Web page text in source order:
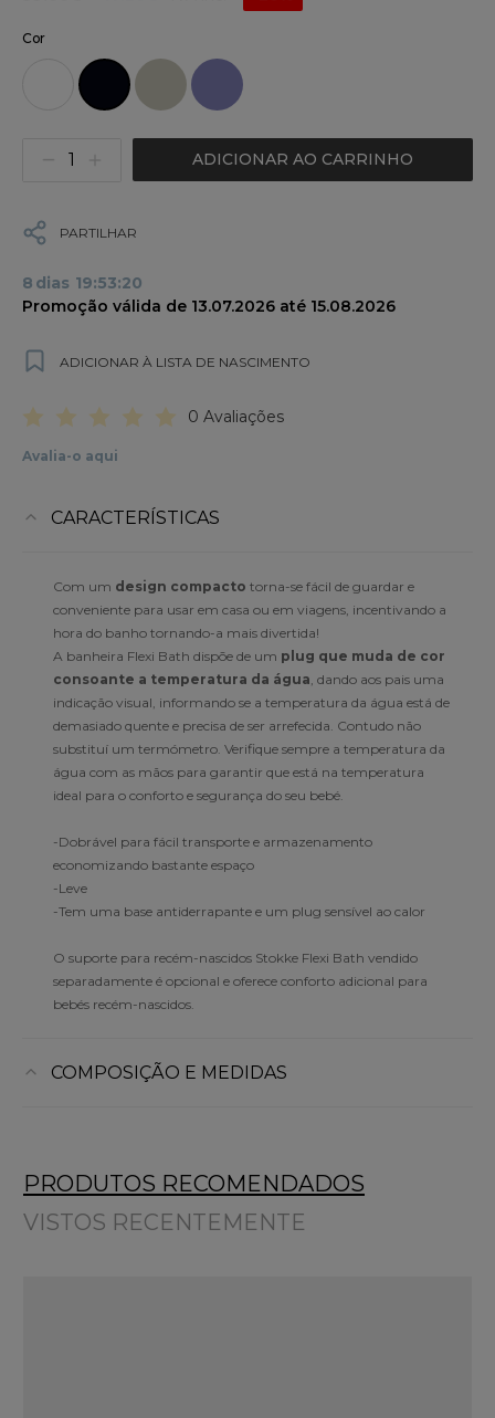
Cor
ADICIONAR AO CARRINHO
PARTILHAR
8 dias 19:53:20
Promoção válida de 13.07.2026 até 15.08.2026
ADICIONAR À LISTA DE NASCIMENTO
0 Avaliações
Avalia-o aqui
CARACTERÍSTICAS
Com um design compacto torna-se fácil de guardar e
conveniente para usar em casa ou em viagens, incentivando a
hora do banho tornando-a mais divertida!
A banheira Flexi Bath dispõe de um plug que muda de cor
consoante a temperatura da água , dando aos pais uma
indicação visual, informando se a temperatura da água está de
demasiado quente e precisa de ser arrefecida. Contudo não
substituí um termómetro. Verifique sempre a temperatura da
água com as mãos para garantir que está na temperatura
ideal para o conforto e segurança do seu bebé.
-Dobrável para fácil transporte e armazenamento
economizando bastante espaço
-Leve
-Tem uma base antiderrapante e um plug sensível ao calor
O suporte para recém-nascidos Stokke Flexi Bath vendido
separadamente é opcional e oferece conforto adicional para
bebés recém-nascidos.
COMPOSIÇÃO E MEDIDAS
PRODUTOS RECOMENDADOS
VISTOS RECENTEMENTE